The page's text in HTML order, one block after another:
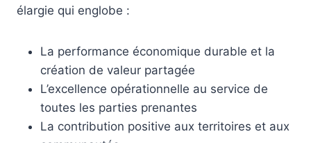
élargie qui englobe :
La performance économique durable et la
création de valeur partagée
L’excellence opérationnelle au service de
toutes les parties prenantes
La contribution positive aux territoires et aux